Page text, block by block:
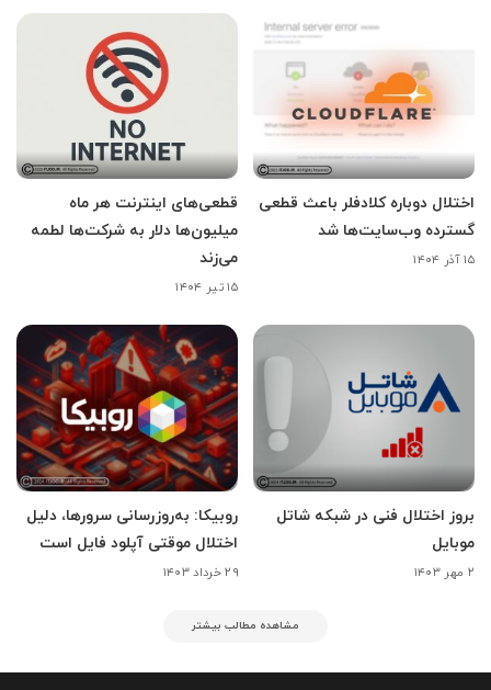
اختلال دوباره کلادفلر باعث قطعی
گسترده وب‌سایت‌ها شد
۱۵ آذر ۱۴۰۴
قطعی‌های اینترنت هر ماه
میلیون‌ها دلار به شرکت‌ها لطمه
می‌زند
۱۵ تیر ۱۴۰۴
بروز اختلال فنی در شبکه شاتل
موبایل
۲ مهر ۱۴۰۳
روبیکا: به‌روزرسانی سرورها، دلیل
اختلال موقتی آپلود فایل است
۲۹ خرداد ۱۴۰۳
مشاهده مطالب بیشتر